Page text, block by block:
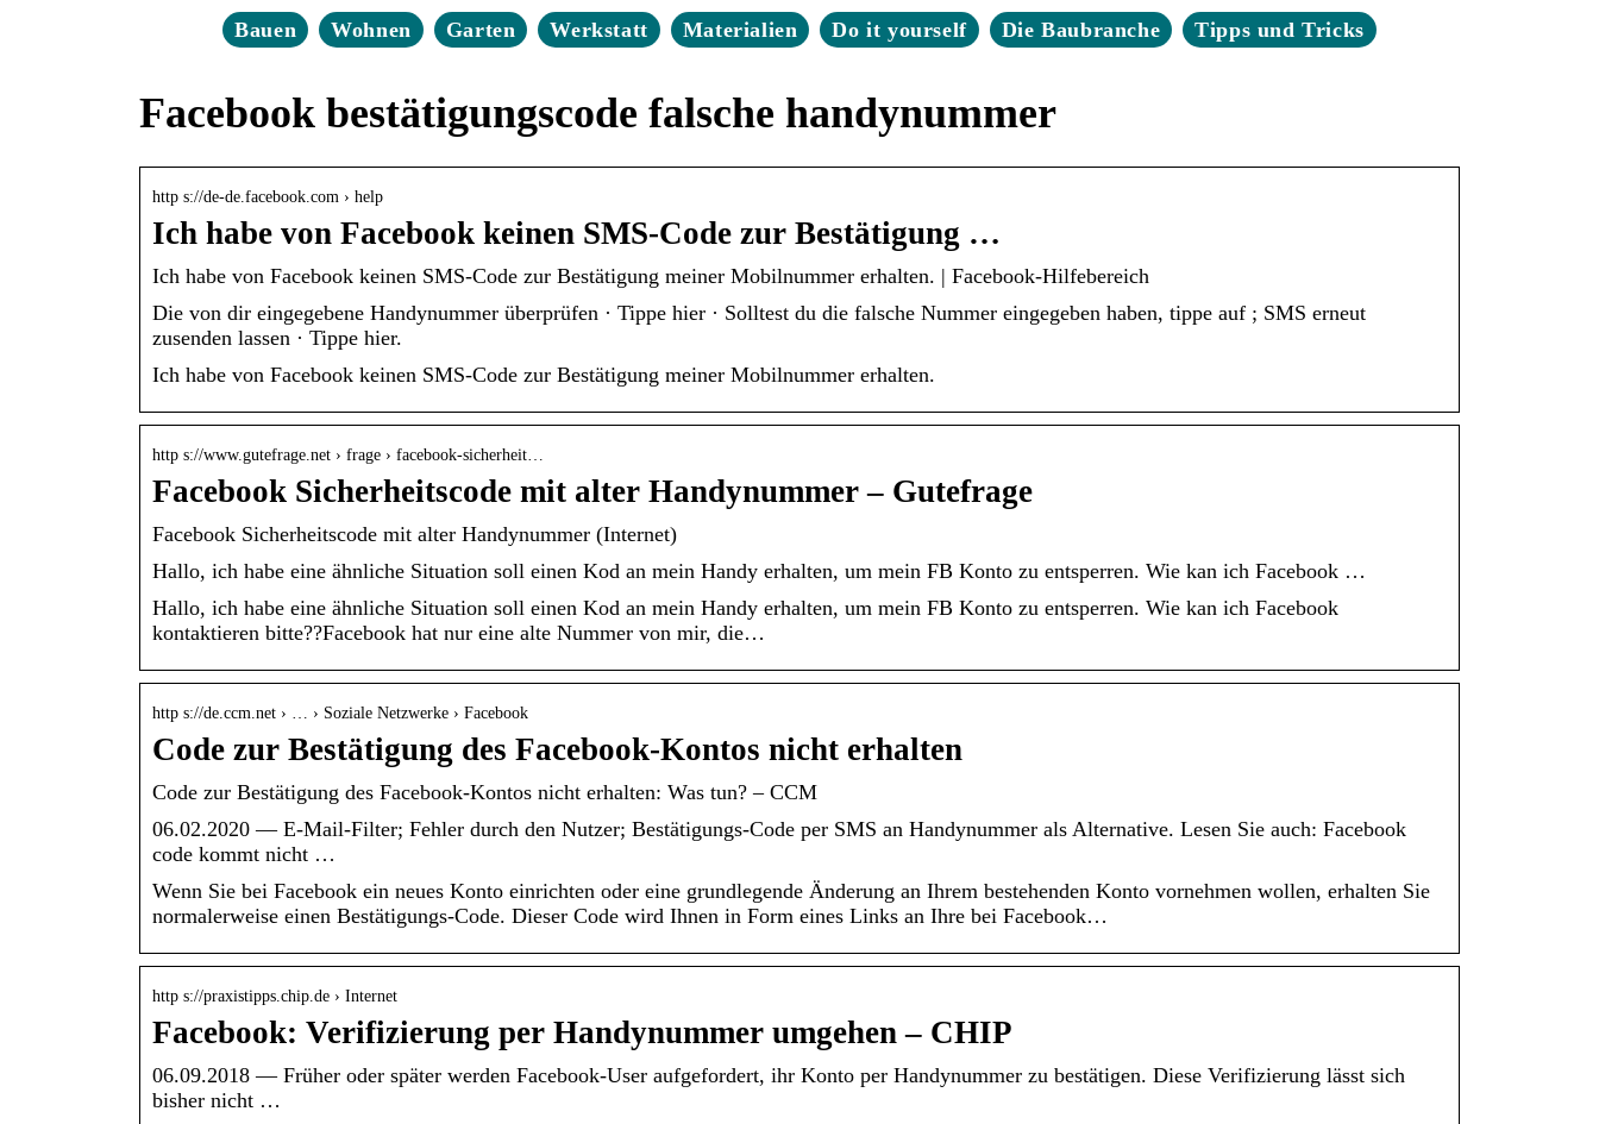
Bauen Wohnen Garten Werkstatt Materialien Do it yourself Die Baubranche Tipps und Tricks
Facebook bestätigungscode falsche handynummer
http s://de-de.facebook.com › help
Ich habe von Facebook keinen SMS-Code zur Bestätigung …
Ich habe von Facebook keinen SMS-Code zur Bestätigung meiner Mobilnummer erhalten. | Facebook-Hilfebereich
Die von dir eingegebene Handynummer überprüfen · Tippe hier · Solltest du die falsche Nummer eingegeben haben, tippe auf ; SMS erneut
zusenden lassen · Tippe hier.
Ich habe von Facebook keinen SMS-Code zur Bestätigung meiner Mobilnummer erhalten.
http s://www.gutefrage.net › frage › facebook-sicherheit…
Facebook Sicherheitscode mit alter Handynummer – Gutefrage
Facebook Sicherheitscode mit alter Handynummer (Internet)
Hallo, ich habe eine ähnliche Situation soll einen Kod an mein Handy erhalten, um mein FB Konto zu entsperren. Wie kan ich Facebook …
Hallo, ich habe eine ähnliche Situation soll einen Kod an mein Handy erhalten, um mein FB Konto zu entsperren. Wie kan ich Facebook
kontaktieren bitte??Facebook hat nur eine alte Nummer von mir, die…
http s://de.ccm.net › … › Soziale Netzwerke › Facebook
Code zur Bestätigung des Facebook-Kontos nicht erhalten
Code zur Bestätigung des Facebook-Kontos nicht erhalten: Was tun? – CCM
06.02.2020 — E-Mail-Filter; Fehler durch den Nutzer; Bestätigungs-Code per SMS an Handynummer als Alternative. Lesen Sie auch: Facebook
code kommt nicht …
Wenn Sie bei Facebook ein neues Konto einrichten oder eine grundlegende Änderung an Ihrem bestehenden Konto vornehmen wollen, erhalten Sie
normalerweise einen Bestätigungs-Code. Dieser Code wird Ihnen in Form eines Links an Ihre bei Facebook…
http s://praxistipps.chip.de › Internet
Facebook: Verifizierung per Handynummer umgehen – CHIP
06.09.2018 — Früher oder später werden Facebook-User aufgefordert, ihr Konto per Handynummer zu bestätigen. Diese Verifizierung lässt sich
bisher nicht …